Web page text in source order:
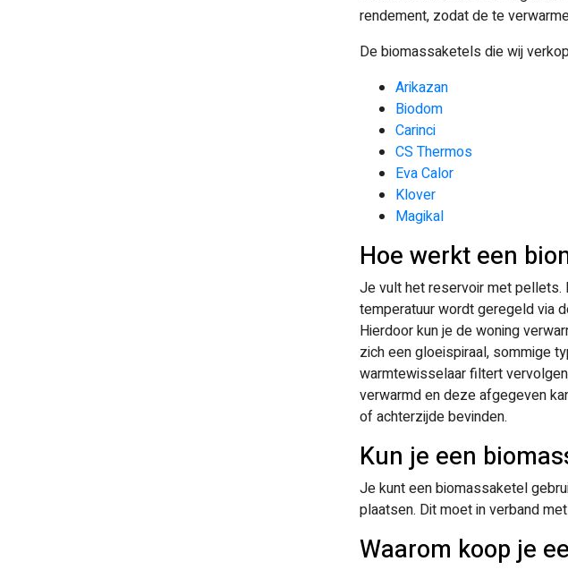
rendement, zodat de te
De biomassaketels die wij
Arikazan
Biodom
Carinci
CS Thermos
Eva Calor
Klover
Magikal
Hoe werkt een
Je vult het reservoir met pellets.
temperatuur wordt geregeld via
Hierdoor kun je de woning
zich een gloeispiraal, sommige
warmtewisselaar filtert
verwarmd en deze afgegeven
of achterzijde bevinden.
Kun je een
Je kunt een biomassaketel
plaatsen. Dit moet in verband
Waarom koop je